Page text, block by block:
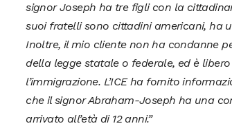
signor Joseph ha tre figli con la
suoi fratelli sono cittadini americani, ha
Inoltre, il mio cliente non ha condanne
della legge statale o federale, ed è
l’immigrazione. L’ICE ha fornito
che il signor Abraham-Joseph ha una
arrivato all’età di 12 anni.”